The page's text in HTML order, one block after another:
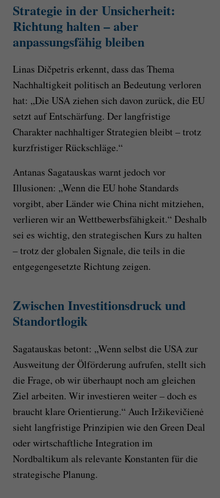
Strategie in der Unsicherheit:
Richtung halten – aber
anpassungsfähig bleiben
Linas Dičpetris erkennt, dass das Thema
Nachhaltigkeit politisch an Bedeutung verloren
hat: „Die USA ziehen sich davon zurück, die EU
setzt auf Entschärfung. Der langfristige
Charakter nachhaltiger Strategien bleibt – trotz
kurzfristiger Rückschläge.“
Antanas Sagatauskas warnt jedoch vor
Illusionen: „Wenn die EU hohe Standards
vorgibt, aber Länder wie China nicht mitziehen,
verlieren wir an Wettbewerbsfähigkeit.“ Deshalb
sei es wichtig, den strategischen Kurs zu halten
– trotz der globalen Signale, die teils in die
entgegengesetzte Richtung zeigen.
Zwischen Investitionsdruck und
Standortlogik
Sagatauskas betont: „Wenn selbst die USA zur
Ausweitung der Ölförderung aufrufen, stellt sich
die Frage, ob wir überhaupt noch am gleichen
Ziel arbeiten. Wir investieren weiter – doch es
braucht klare Orientierung.“ Auch Iržikevičienė
sieht langfristige Prinzipien wie den Green Deal
oder wirtschaftliche Integration im
Nordbaltikum als relevante Konstanten für die
strategische Planung.